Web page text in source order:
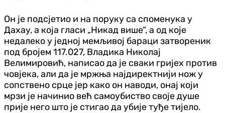
Он је подсјетио и на поруку са споменука у
Дахау, а која гласи „Никад више“, а од које
недалеко у једној мемљивој бараци затвореник
под бројем 117.027, Владика Николај
Велимировић, написао да је сваки гријех против
човјека, али да је мржња најдиректнији нож у
сопствено срце јер како он наводи, онај који
мрзи је начинио већ самоубиство своје душе
прије него што је стигао да убије туђе тијело.